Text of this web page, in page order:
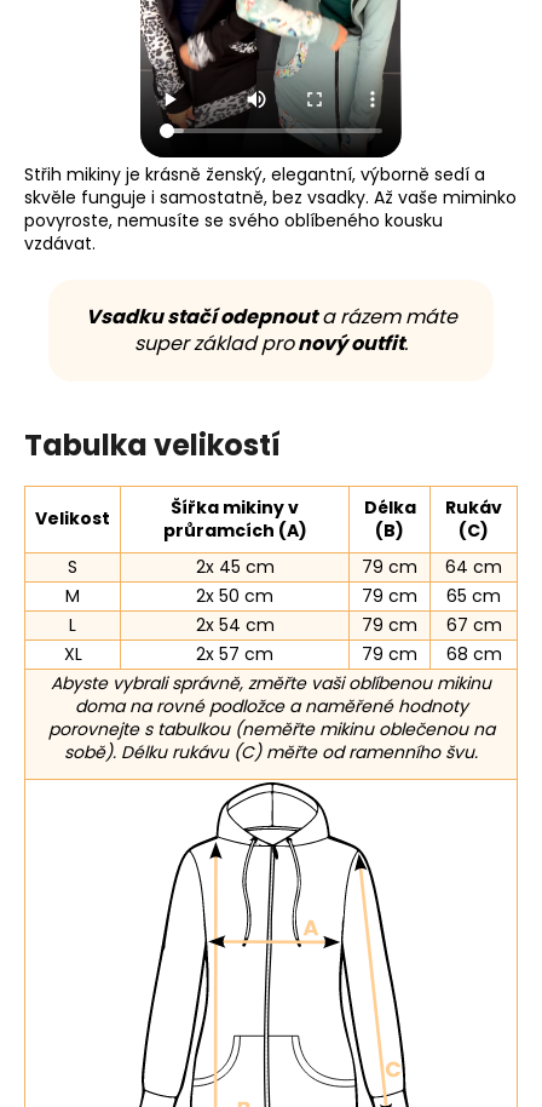
Střih mikiny je krásně ženský, elegantní, výborně sedí a
skvěle funguje i samostatně, bez vsadky. Až vaše miminko
povyroste, nemusíte se svého oblíbeného kousku
vzdávat.
Vsadku stačí odepnouta rázem máte
super základ pronový outfit.
Tabulka velikostí
Velikost
Šířka mikiny v
průramcích (A)
Délka
(B)
Rukáv
(C)
S
2x 45 cm 79 cm
64 cm
M
2x 50 cm 79 cm
65 cm
L
2x 54 cm 79 cm
67 cm
XL
2x 57 cm 79 cm
68 cm
Abyste vybrali správně, změřte vaši oblíbenou mikinu
doma na rovné podložce a naměřené hodnoty
porovnejte s tabulkou (neměřte mikinu oblečenou na
sobě). Délku rukávu (C) měřte od ramenního švu.